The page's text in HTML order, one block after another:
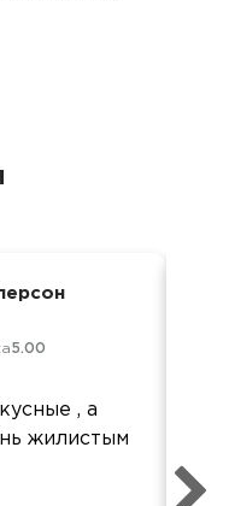
5.00
, а
жилистым